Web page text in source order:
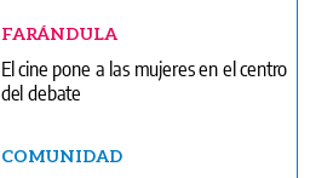
FARÁNDULA
El cine pone a las mujeres en el centro
del debate
COMUNIDAD